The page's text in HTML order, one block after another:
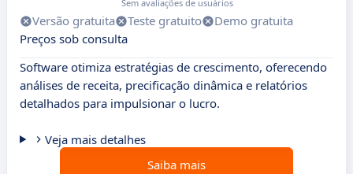
Sem avaliações de usuários
Versão gratuita Teste gratuito
Demo gratuita
Preços sob consulta
Software otimiza estratégias de crescimento, oferecendo
análises de receita, precificação dinâmica e relatórios
detalhados para impulsionar o lucro.
Veja mais detalhes
Saiba mais